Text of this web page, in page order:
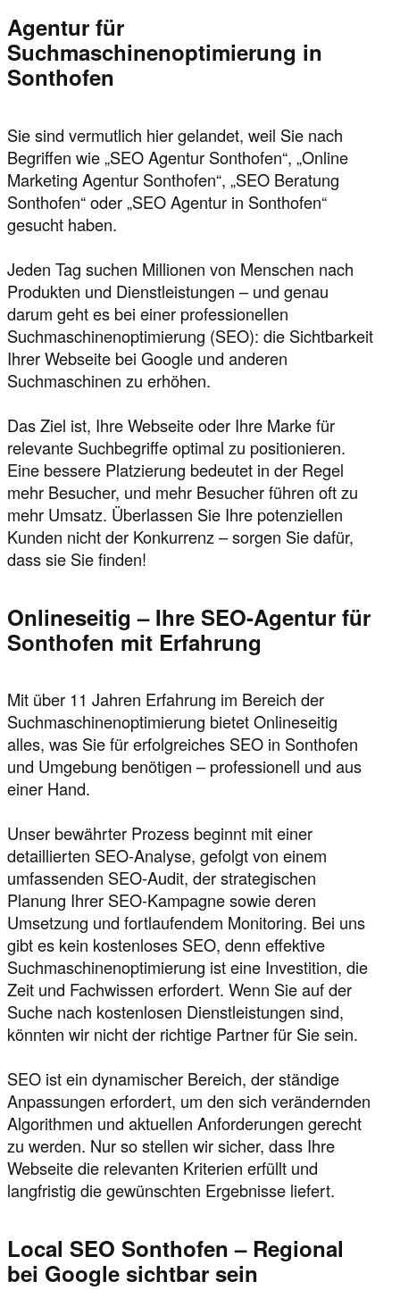
Agentur für
Suchmaschinenoptimierung in
Sonthofen
Sie sind vermutlich hier gelandet, weil Sie nach
Begriffen wie „SEO Agentur Sonthofen“, „Online
Marketing Agentur Sonthofen“, „SEO Beratung
Sonthofen“ oder „SEO Agentur in Sonthofen“
gesucht haben.
Jeden Tag suchen Millionen von Menschen nach
Produkten und Dienstleistungen – und genau
darum geht es bei einer professionellen
Suchmaschinenoptimierung (SEO): die Sichtbarkeit
Ihrer Webseite bei Google und anderen
Suchmaschinen zu erhöhen.
Das Ziel ist, Ihre Webseite oder Ihre Marke für
relevante Suchbegriffe optimal zu positionieren.
Eine bessere Platzierung bedeutet in der Regel
mehr Besucher, und mehr Besucher führen oft zu
mehr Umsatz. Überlassen Sie Ihre potenziellen
Kunden nicht der Konkurrenz – sorgen Sie dafür,
dass sie Sie finden!
Onlineseitig – Ihre SEO-Agentur für
Sonthofen mit Erfahrung
Mit über 11 Jahren Erfahrung im Bereich der
Suchmaschinenoptimierung bietet Onlineseitig
alles, was Sie für erfolgreiches SEO in Sonthofen
und Umgebung benötigen – professionell und aus
einer Hand.
Unser bewährter Prozess beginnt mit einer
detaillierten SEO-Analyse, gefolgt von einem
umfassenden SEO-Audit, der strategischen
Planung Ihrer SEO-Kampagne sowie deren
Umsetzung und fortlaufendem Monitoring. Bei uns
gibt es kein kostenloses SEO, denn effektive
Suchmaschinenoptimierung ist eine Investition, die
Zeit und Fachwissen erfordert. Wenn Sie auf der
Suche nach kostenlosen Dienstleistungen sind,
könnten wir nicht der richtige Partner für Sie sein.
SEO ist ein dynamischer Bereich, der ständige
Anpassungen erfordert, um den sich verändernden
Algorithmen und aktuellen Anforderungen gerecht
zu werden. Nur so stellen wir sicher, dass Ihre
Webseite die relevanten Kriterien erfüllt und
langfristig die gewünschten Ergebnisse liefert.
Local SEO Sonthofen – Regional
bei Google sichtbar sein